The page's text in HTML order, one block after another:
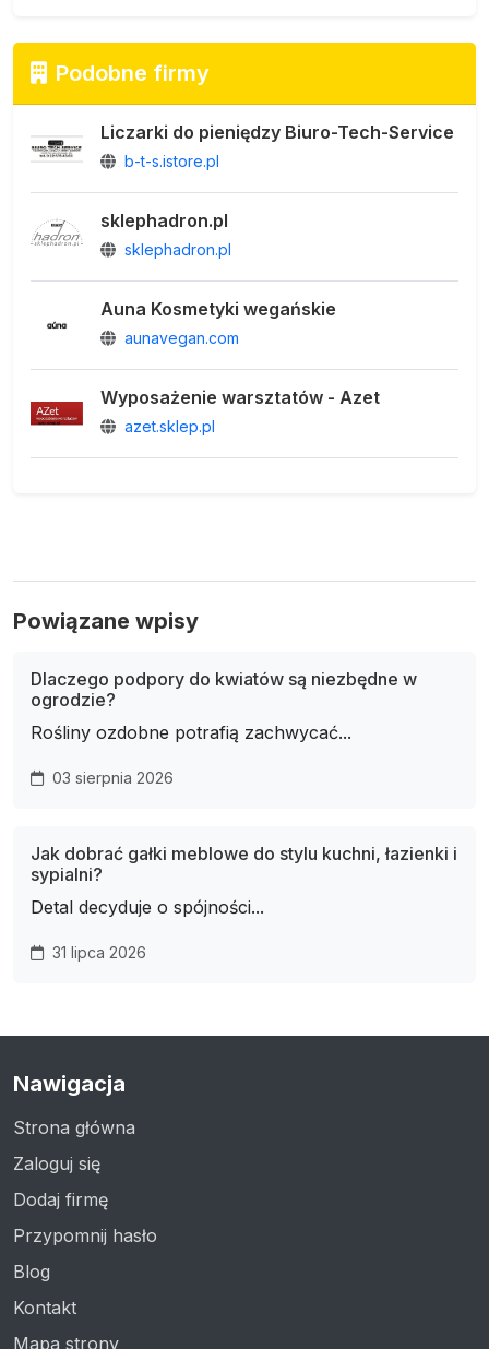
Podobne firmy
Liczarki do pieniędzy Biuro-Tech-Service
b-t-s.istore.pl
sklephadron.pl
sklephadron.pl
Auna Kosmetyki wegańskie
aunavegan.com
Wyposażenie warsztatów - Azet
azet.sklep.pl
Powiązane wpisy
Dlaczego podpory do kwiatów są niezbędne w
ogrodzie?
Rośliny ozdobne potrafią zachwycać...
03 sierpnia 2026
Jak dobrać gałki meblowe do stylu kuchni, łazienki i
sypialni?
Detal decyduje o spójności...
31 lipca 2026
Nawigacja
Strona główna
Zaloguj się
Dodaj firmę
Przypomnij hasło
Blog
Kontakt
Mapa strony